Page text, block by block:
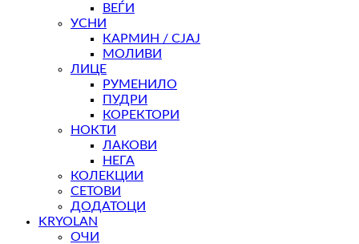
ВЕЃИ
УСНИ
КАРМИН / СЈАЈ
МОЛИВИ
ЛИЦЕ
РУМЕНИЛО
ПУДРИ
КОРЕКТОРИ
НОКТИ
ЛАКОВИ
НЕГА
КОЛЕКЦИИ
СЕТОВИ
ДОДАТОЦИ
KRYOLAN
ОЧИ